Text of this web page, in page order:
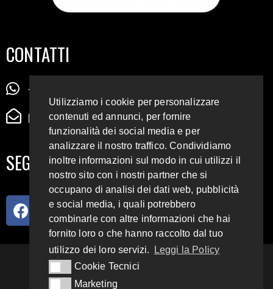
CONTATTI
+39 345 72 72 88 5
radiodigiesse@gmail.com
SEGUICI SUI SOCIAL
93.4 E 95.3 FM
Utilizziamo i cookie per personalizzare
contenuti ed annunci, per fornire
funzionalità dei social media e per
analizzare il nostro traffico. Condividiamo
inoltre informazioni sul modo in cui utilizzi il
nostro sito con i nostri partner che si
occupano di analisi dei dati web, pubblicità
e social media, i quali potrebbero
combinarle con altre informazioni che hai
fornito loro o che hanno raccolto dal tuo
utilizzo dei loro servizi.
Leggi la Policy
Cookie Tecnici
Cookie Tecnici
MarketingMarketing